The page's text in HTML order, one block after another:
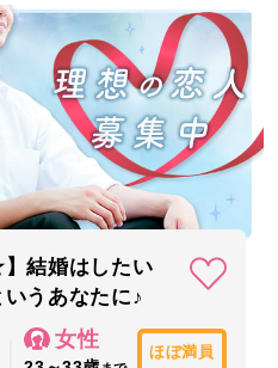
結婚はしたい
うあなたに♪
女性
ほぼ満員